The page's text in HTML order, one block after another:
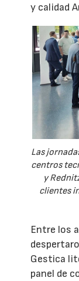
y calidad
Las
centros
y
clientes
Entre los
Gestica
panel de